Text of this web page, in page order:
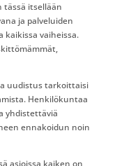
tässä itsellään
ja palveluiden
vaiheissa.
uudistus tarkoittaisi
Henkilökuntaa
yhdistettäviä
ennakoidun noin
asioissa kaiken on